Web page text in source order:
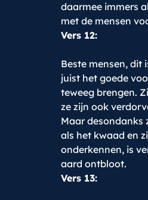
daarmee immers
met de mensen
Vers 12:
Beste mensen, dit
juist het goede
teweeg brengen.
ze zijn ook
Maar desondanks
als het kwaad en
onderkennen, is
aard ontbloot.
Vers 13: